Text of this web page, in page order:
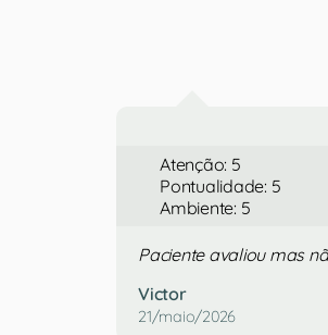
Atenção: 5
Pontualidade: 5
Ambiente: 5
Paciente avaliou mas
Victor
21/maio/2026